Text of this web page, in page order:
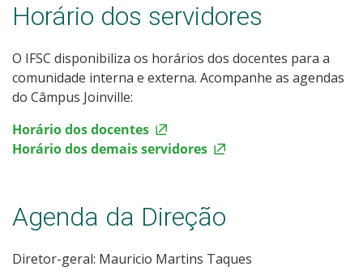
Horário dos servidores
O IFSC disponibiliza os horários dos docentes para a
comunidade interna e externa. Acompanhe as agendas
do Câmpus Joinville:
Horário dos docentes
Horário dos demais servidores
Agenda da Direção
Diretor-geral: Mauricio Martins Taques